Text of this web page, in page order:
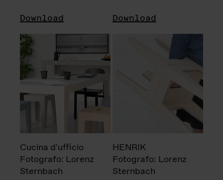
Download Download
Cucina d'ufficio
Fotografo: Lorenz
Sternbach
HENRIK
Fotografo: Lorenz
Sternbach